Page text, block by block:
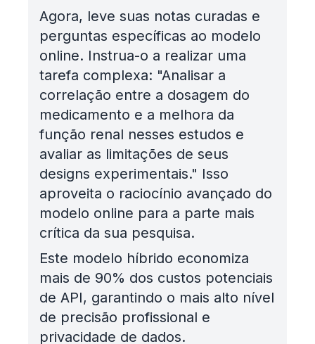
Agora, leve suas notas curadas e
perguntas específicas ao modelo
online. Instrua-o a realizar uma
tarefa complexa: "Analisar a
correlação entre a dosagem do
medicamento e a melhora da
função renal nesses estudos e
avaliar as limitações de seus
designs experimentais." Isso
aproveita o raciocínio avançado do
modelo online para a parte mais
crítica da sua pesquisa.
Este modelo híbrido economiza
mais de 90% dos custos potenciais
de API, garantindo o mais alto nível
de precisão profissional e
privacidade de dados.